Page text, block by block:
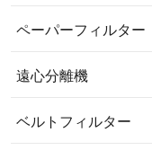
ペーパーフィルター
遠心分離機
ベルトフィルター